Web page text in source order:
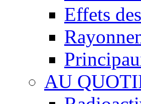
Effets
AU